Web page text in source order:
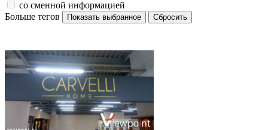
со сменной информацией
Больше тегов